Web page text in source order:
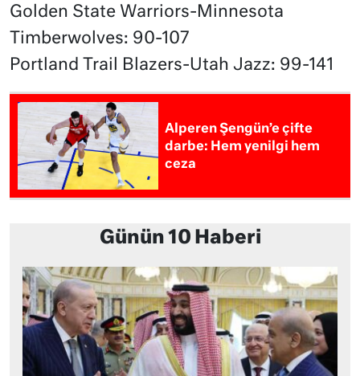
Golden State Warriors-Minnesota
Timberwolves: 90-107
Portland Trail Blazers-Utah Jazz: 99-141
Alperen Şengün’e çifte
darbe: Hem yenilgi hem
ceza
Günün 10 Haberi